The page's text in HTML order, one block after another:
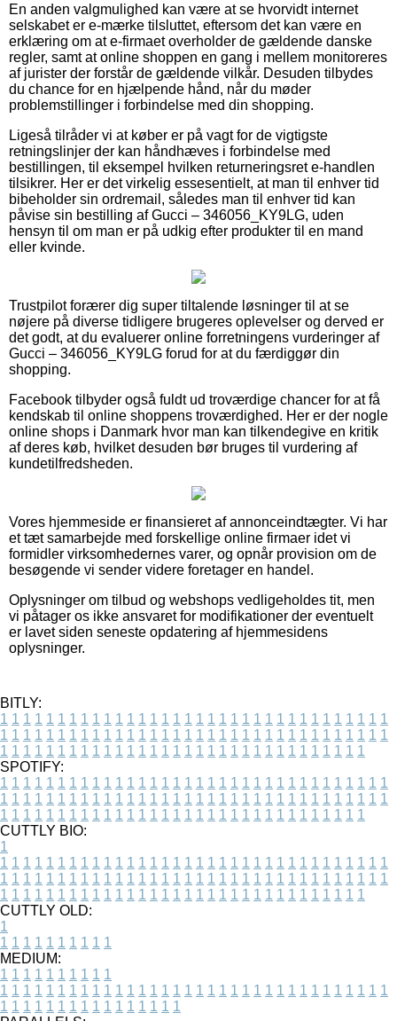
En anden valgmulighed kan være at se hvorvidt internet
selskabet er e-mærke tilsluttet, eftersom det kan være en
erklæring om at e-firmaet overholder de gældende danske
regler, samt at online shoppen en gang i mellem monitoreres
af jurister der forstår de gældende vilkår. Desuden tilbydes
du chance for en hjælpende hånd, når du møder
problemstillinger i forbindelse med din shopping.
Ligeså tilråder vi at køber er på vagt for de vigtigste
retningslinjer der kan håndhæves i forbindelse med
bestillingen, til eksempel hvilken returneringsret e-handlen
tilsikrer. Her er det virkelig essesentielt, at man til enhver tid
bibeholder sin ordremail, således man til enhver tid kan
påvise sin bestilling af Gucci – 346056_KY9LG, uden
hensyn til om man er på udkig efter produkter til en mand
eller kvinde.
Trustpilot forærer dig super tiltalende løsninger til at se
nøjere på diverse tidligere brugeres oplevelser og derved er
det godt, at du evaluerer online forretningens vurderinger af
Gucci – 346056_KY9LG forud for at du færdiggør din
shopping.
Facebook tilbyder også fuldt ud troværdige chancer for at få
kendskab til online shoppens troværdighed. Her er der nogle
online shops i Danmark hvor man kan tilkendegive en kritik
af deres køb, hvilket desuden bør bruges til vurdering af
kundetilfredsheden.
Vores hjemmeside er finansieret af annonceindtægter. Vi har
et tæt samarbejde med forskellige online firmaer idet vi
formidler virksomhedernes varer, og opnår provision om de
besøgende vi sender videre foretager en handel.
Oplysninger om tilbud og webshops vedligeholdes tit, men
vi påtager os ikke ansvaret for modifikationer der eventuelt
er lavet siden seneste opdatering af hjemmesidens
oplysninger.
BITLY:
1 1 1 1 1 1 1 1 1 1 1 1 1 1 1 1 1 1 1 1 1 1 1 1 1 1 1 1 1 1 1 1 1 1
1 1 1 1 1 1 1 1 1 1 1 1 1 1 1 1 1 1 1 1 1 1 1 1 1 1 1 1 1 1 1 1 1 1
1 1 1 1 1 1 1 1 1 1 1 1 1 1 1 1 1 1 1 1 1 1 1 1 1 1 1 1 1 1 1 1
SPOTIFY:
1 1 1 1 1 1 1 1 1 1 1 1 1 1 1 1 1 1 1 1 1 1 1 1 1 1 1 1 1 1 1 1 1 1
1 1 1 1 1 1 1 1 1 1 1 1 1 1 1 1 1 1 1 1 1 1 1 1 1 1 1 1 1 1 1 1 1 1
1 1 1 1 1 1 1 1 1 1 1 1 1 1 1 1 1 1 1 1 1 1 1 1 1 1 1 1 1 1 1 1
CUTTLY BIO:
1
1 1 1 1 1 1 1 1 1 1 1 1 1 1 1 1 1 1 1 1 1 1 1 1 1 1 1 1 1 1 1 1 1 1
1 1 1 1 1 1 1 1 1 1 1 1 1 1 1 1 1 1 1 1 1 1 1 1 1 1 1 1 1 1 1 1 1 1
1 1 1 1 1 1 1 1 1 1 1 1 1 1 1 1 1 1 1 1 1 1 1 1 1 1 1 1 1 1 1 1
CUTTLY OLD:
1
1 1 1 1 1 1 1 1 1 1
MEDIUM:
1 1 1 1 1 1 1 1 1 1
1 1 1 1 1 1 1 1 1 1 1 1 1 1 1 1 1 1 1 1 1 1 1 1 1 1 1 1 1 1 1 1 1 1
1 1 1 1 1 1 1 1 1 1 1 1 1 1 1 1